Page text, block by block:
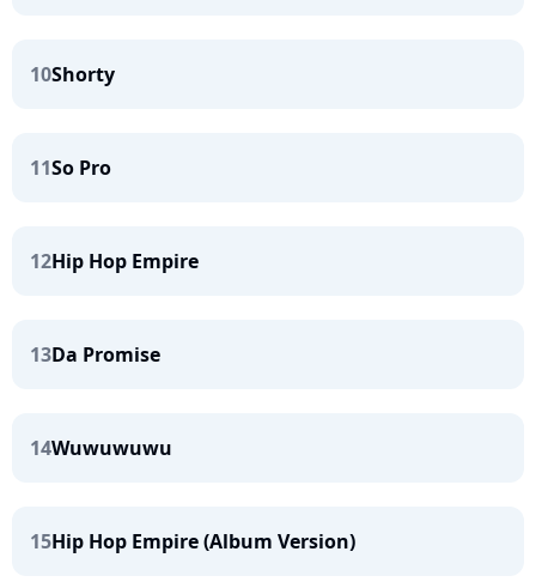
10Shorty
11So Pro
12Hip Hop Empire
13Da Promise
14Wuwuwuwu
15Hip Hop Empire (Album Version)